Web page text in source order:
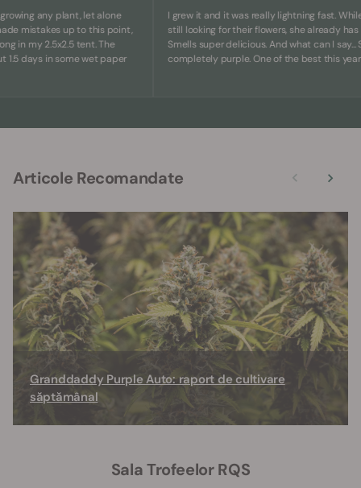
any plant, let alone
mistakes up to this point,
my 2.5x2.5 tent. The
in some wet paper
I grew it and it was really lightning fast. While
still looking for their flowers, she already has big
Smells super delicious. And what can I say...
completely purple. One of the best this year.
Articole Recomandate
Granddaddy Purple Auto: raport de cultivare
săptămânal
Sala Trofeelor RQS